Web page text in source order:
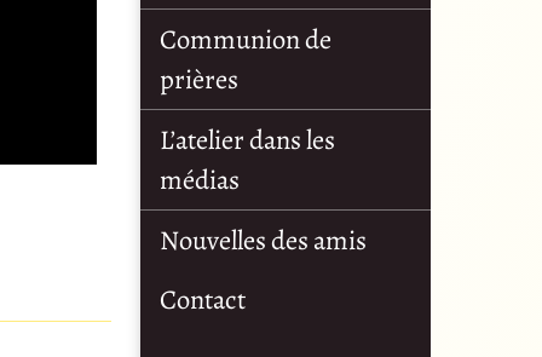
Communion de
prières
L’atelier dans les
médias
Nouvelles des amis
Contact